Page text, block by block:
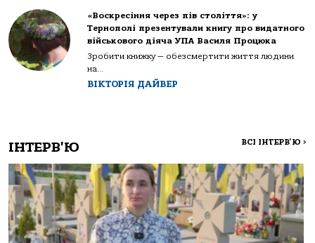
«Воскресіння через пів століття»: у
Тернополі презентували книгу про видатного
військового діяча УПА Василя Процюка
Зробити книжку — обезсмертити життя людини
на...
ВІКТОРІЯ ДАЙВЕР
ІНТЕРВ'Ю ВСІ ІНТЕРВ'Ю >